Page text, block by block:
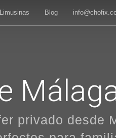
Blog
privado desde